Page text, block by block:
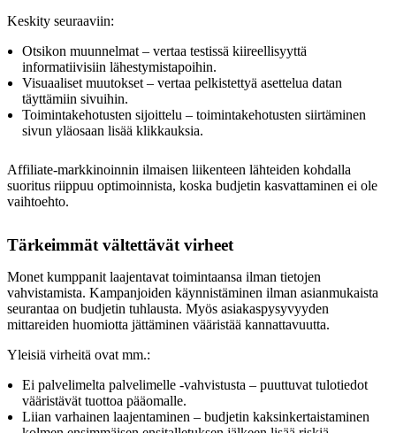
Keskity seuraaviin:
Otsikon muunnelmat – vertaa testissä kiireellisyyttä
informatiivisiin lähestymistapoihin.
Visuaaliset muutokset – vertaa pelkistettyä asettelua datan
täyttämiin sivuihin.
Toimintakehotusten sijoittelu – toimintakehotusten siirtäminen
sivun yläosaan lisää klikkauksia.
Affiliate-markkinoinnin ilmaisen liikenteen lähteiden kohdalla
suoritus riippuu optimoinnista, koska budjetin kasvattaminen ei ole
vaihtoehto.
Tärkeimmät vältettävät virheet
Monet kumppanit laajentavat toimintaansa ilman tietojen
vahvistamista. Kampanjoiden käynnistäminen ilman asianmukaista
seurantaa on budjetin tuhlausta. Myös asiakaspysyvyyden
mittareiden huomiotta jättäminen vääristää kannattavuutta.
Yleisiä virheitä ovat mm.:
Ei palvelimelta palvelimelle -vahvistusta – puuttuvat tulotiedot
vääristävät tuottoa pääomalle.
Liian varhainen laajentaminen – budjetin kaksinkertaistaminen